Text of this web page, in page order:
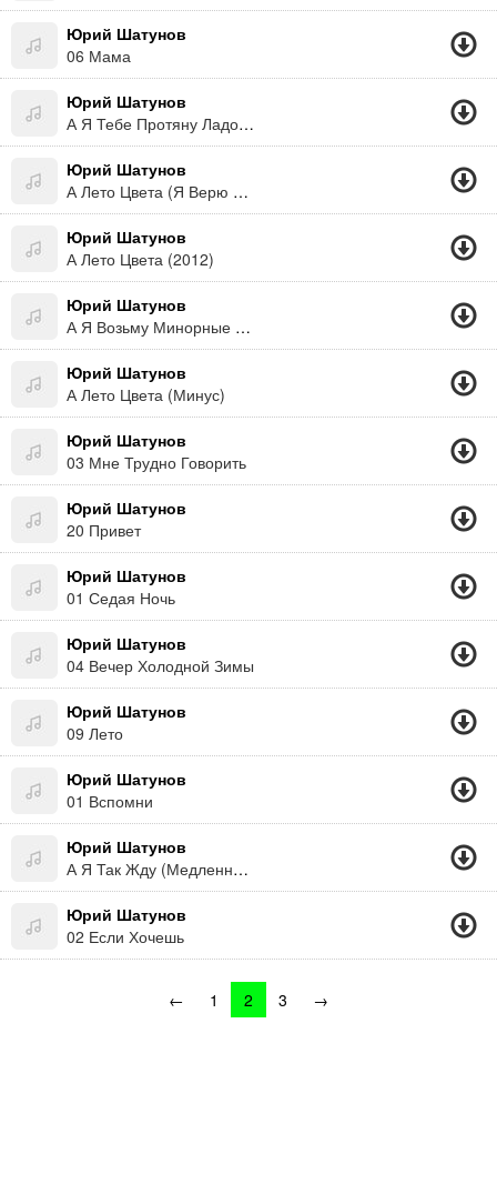
Юрий Шатунов
06 Мама
Юрий Шатунов
А Я Тебе Протяну Ладони,я Ловить Твои Буду Капли,я Надеюсь Печальный Снег Отмоеш.а Ты Пока Что Ещё Холодный,ты В Году Ещё Первый Самый,ты Весенний Но Очень,очень Ранний
Юрий Шатунов
А Лето Цвета (Я Верю 2012)
Юрий Шатунов
А Лето Цвета (2012)
Юрий Шатунов
А Я Возьму Минорные Аккорды
Юрий Шатунов
А Лето Цвета (Минус)
Юрий Шатунов
03 Мне Трудно Говорить
Юрий Шатунов
20 Привет
Юрий Шатунов
01 Седая Ночь
Юрий Шатунов
04 Вечер Холодной Зимы
Юрий Шатунов
09 Лето
Юрий Шатунов
01 Вспомни
Юрий Шатунов
А Я Так Жду (Медленно Уходит Осень) (Минус) (Минус)
Юрий Шатунов
02 Если Хочешь
← 1 2 3 →